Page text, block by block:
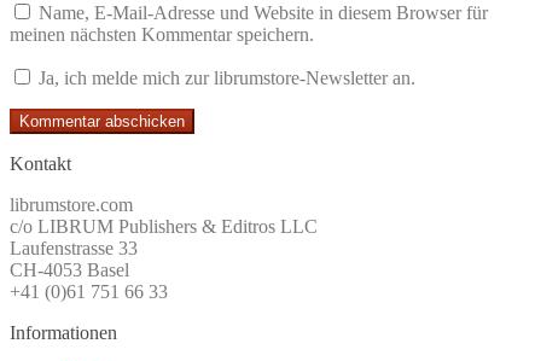
Name, E-Mail-Adresse und Website in diesem Browser für
meinen nächsten Kommentar speichern.
Ja, ich melde mich zur librumstore-Newsletter an.
Kontakt
librumstore.com
c/o LIBRUM Publishers & Editros LLC
Laufenstrasse 33
CH-4053 Basel
+41 (0)61 751 66 33
Informationen